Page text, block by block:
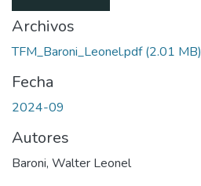
Archivos
TFM_Baroni_Leonel.pdf(2.01 MB)
Fecha
2024-09
Autores
Baroni, Walter Leonel